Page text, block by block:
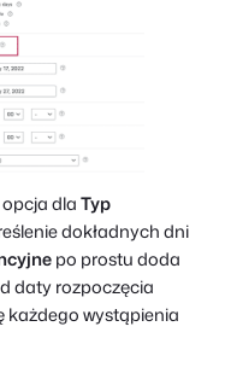
opcja dlaTyp
dokładnych dni
po prostu doda
daty rozpoczęcia
każdego wystąpienia